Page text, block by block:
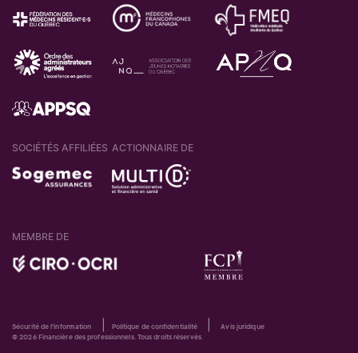
SOCIÉTÉS AFFILIÉES ACTIONNAIRE DE
MEMBRE DE
Sécurité de l'information Politique de confidentialité |Avis juridique
© 2026 Financière des professionnels. Tous droits réservés.